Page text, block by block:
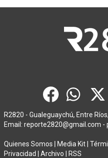
R2820 - Gualeguaychú, Entre
Email: reporte2820@gmail.com -
Quienes Somos Media Kit
Privacidad
Archivo RSS